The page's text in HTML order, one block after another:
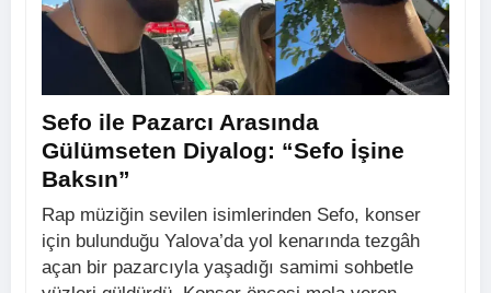
Sefo ile Pazarcı Arasında
Gülümseten Diyalog: “Sefo İşine
Baksın”
Rap müziğin sevilen isimlerinden Sefo, konser
için bulunduğu Yalova’da yol kenarında tezgâh
açan bir pazarcıyla yaşadığı samimi sohbetle